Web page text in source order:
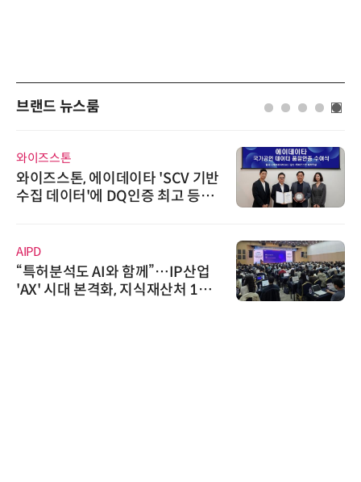
브랜드 뉴스룸
와이즈스톤
와이즈스톤, 에이데이타 'SCV 기반
수집 데이터'에 DQ인증 최고 등급
AIPD
“특허분석도 AI와 함께”…IP산업
'AX' 시대 본격화, 지식재산처 1호